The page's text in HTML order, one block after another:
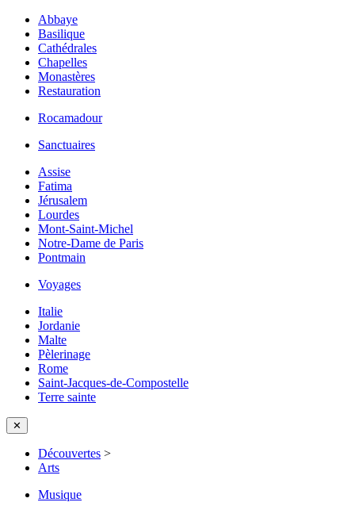
Abbaye
Basilique
Cathédrales
Chapelles
Monastères
Restauration
Rocamadour
Sanctuaires
Assise
Fatima
Jérusalem
Lourdes
Mont-Saint-Michel
Notre-Dame de Paris
Pontmain
Voyages
Italie
Jordanie
Malte
Pèlerinage
Rome
Saint-Jacques-de-Compostelle
Terre sainte
✕
Découvertes >
Arts
Musique